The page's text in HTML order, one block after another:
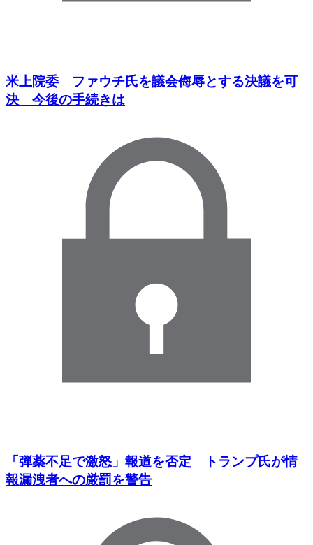
米上院委 ファウチ氏を議会侮辱とする決議を可
決 今後の手続きは
「弾薬不足で激怒」報道を否定 トランプ氏が情
報漏洩者への厳罰を警告